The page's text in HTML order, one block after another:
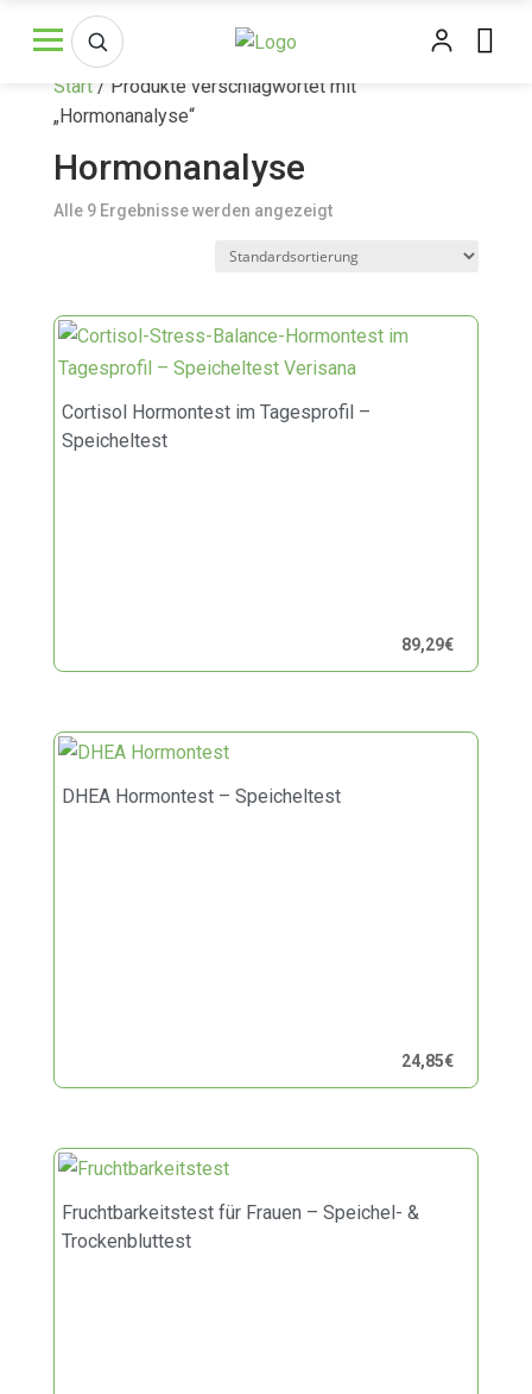
Start/ Produkte verschlagwortet mit
„Hormonanalyse“
Hormonanalyse
Alle 9 Ergebnisse werden angezeigt
Cortisol Hormontest im Tagesprofil –
Speicheltest
89,29€
DHEA Hormontest – Speicheltest
24,85€
Fruchtbarkeitstest für Frauen – Speichel- &
Trockenbluttest